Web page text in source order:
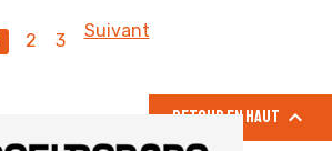
2 3 Suivant
Retour en haut 